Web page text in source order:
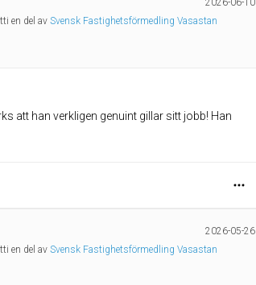
en del av Svensk Fastighetsförmedling Vasastan
att han verkligen genuint gillar sitt jobb! Han
2026-05-26
en del av Svensk Fastighetsförmedling Vasastan